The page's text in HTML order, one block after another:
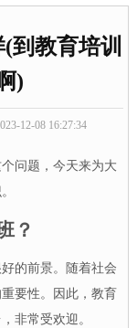
到教育培训
)
12-08 16:27:34
问题，今天来为大
？
的前景。随着社会
要性。因此，教育
非常受欢迎。